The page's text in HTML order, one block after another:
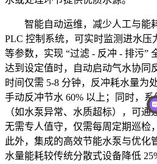
智能自动运维，减少人工与能
PLC 控制系统，可实时监测进水压
等参数，实现 “过滤 - 反冲 - 排污”
达到设定值时，自动启动气水协同
时间仅需 5-8 分钟，反冲耗水量为
手动反冲节水 60% 以上；同时，
（如水泵异常、水质超标），可
无需专人值守，仅需每周定期巡检
此外，集成的高效节能水泵与优化
水量能耗较传统分散式设备降低